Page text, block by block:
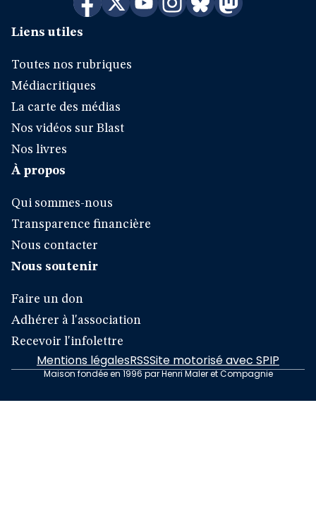
Liens utiles
Toutes nos rubriques
Médiacritiques
La carte des médias
Nos vidéos sur Blast
Nos livres
À propos
Qui sommes-nous
Transparence financière
Nous contacter
Nous soutenir
Faire un don
Adhérer à l'association
Recevoir l'infolettre
Mentions légalesRSSSite motorisé avec SPIP
Maison fondée en 1996 par Henri Maler et Compagnie